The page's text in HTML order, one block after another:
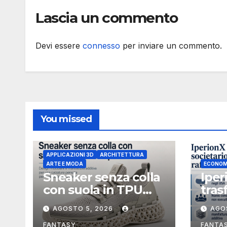
Lascia un commento
Devi essere connesso per inviare un commento.
You missed
APPLICAZIONI 3D
ARCHITETTURA
ARTE E MODA
Sneaker senza colla
con suola in TPU
stampata in 3D
AGOSTO 5, 2026
FANTASY